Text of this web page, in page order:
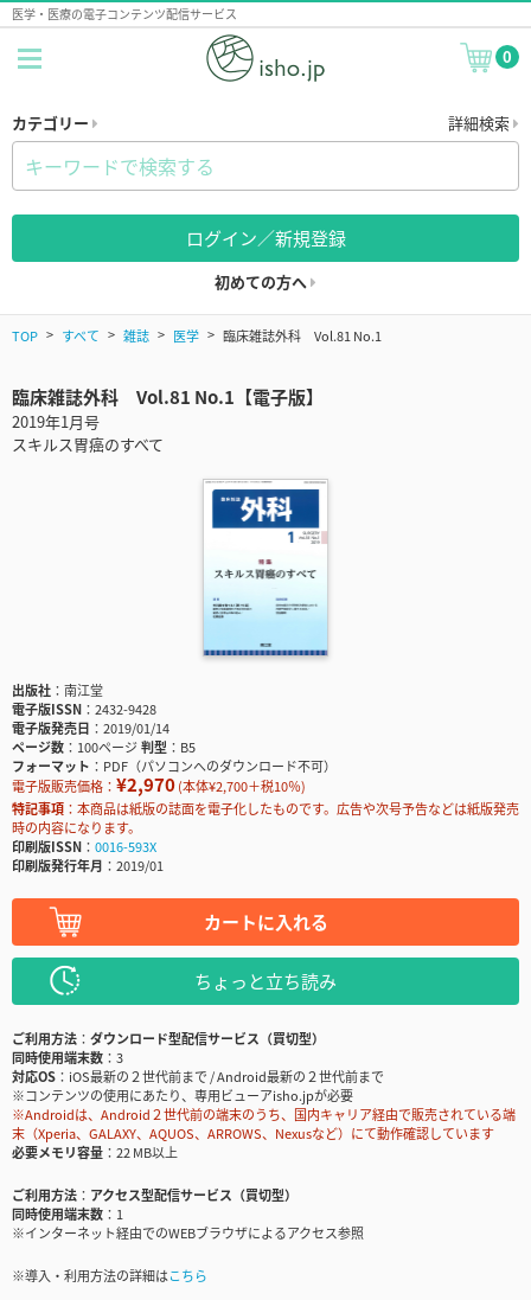
医学・医療の電子コンテンツ配信サービス
0
カテゴリー 詳細検索
ログイン／新規登録
初めての方へ
TOP すべて 雑誌 医学 臨床雑誌外科 Vol.81 No.1
臨床雑誌外科 Vol.81 No.1【電子版】
2019年1月号
スキルス胃癌のすべて
出版社
南江堂
電子版ISSN
2432-9428
電子版発売日
2019/01/14
ページ数
100ページ判型
B5
フォーマット
PDF（パソコンへのダウンロード不可）
電子版販売価格： ¥2,970(本体¥2,700＋税10％)
特記事項
本商品は紙版の誌面を電子化したものです。広告や次号予告などは紙版発売
時の内容になります。
印刷版ISSN
0016-593X
印刷版発行年月
2019/01
カートに入れる
ちょっと立ち読み
ご利用方法
ダウンロード型配信サービス（買切型）
同時使用端末数
3
対応OS
iOS最新の２世代前まで / Android最新の２世代前まで
※コンテンツの使用にあたり、専用ビューアisho.jpが必要
※Androidは、Android２世代前の端末のうち、国内キャリア経由で販売されている端
末（Xperia、GALAXY、AQUOS、ARROWS、Nexusなど）にて動作確認しています
必要メモリ容量
22 MB以上
ご利用方法
アクセス型配信サービス（買切型）
同時使用端末数
1
※インターネット経由でのWEBブラウザによるアクセス参照
※導入・利用方法の詳細はこちら